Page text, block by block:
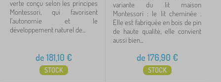
verte conçu selon les principes
Montessori, qui favorisent
l'autonomie et le
développement naturel de...
de 181,10 €
STOCK
variante du lit maison
Montessori : le lit cheminée .
Elle est fabriquée en bois de pin
de haute qualité, elle convient
aussi bien...
de 176,90 €
STOCK